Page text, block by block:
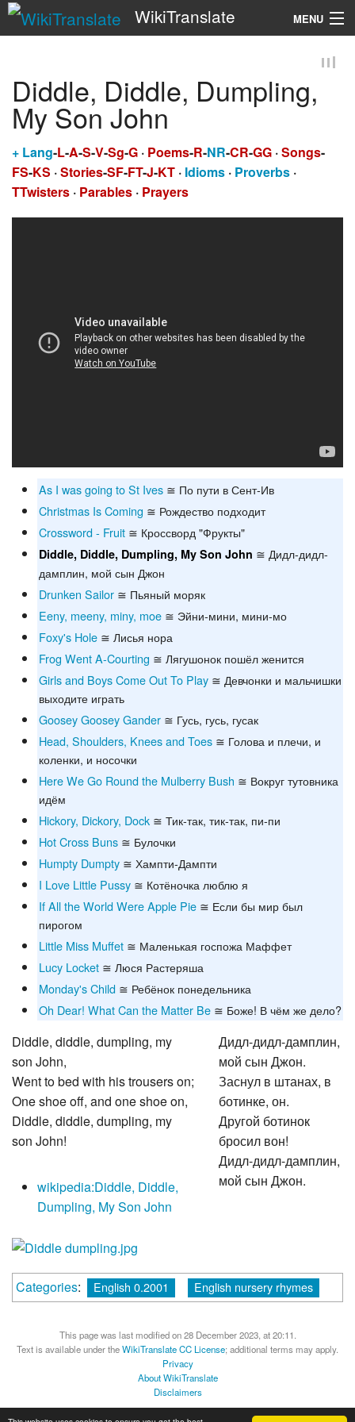
WikiTranslate MENU
Diddle, Diddle, Dumpling,
My Son John
+ Lang-L-A-S-V-Sg-G · Poems-R-NR-CR-GG ·Songs-
FS-KS ·Stories-SF-FT-J-KT · Idioms · Proverbs ·
TTwisters · Parables · Prayers
As I was going to St Ives ≅ По пути в Сент-Ив
Christmas Is Coming ≅ Рождество подходит
Crossword - Fruit ≅ Кроссворд "Фрукты"
Diddle, Diddle, Dumpling, My Son John ≅ Дидл-дидл-
дамплин, мой сын Джон
Drunken Sailor ≅ Пьяный моряк
Eeny, meeny, miny, moe ≅ Эйни-мини, мини-мо
Foxy's Hole ≅ Лисья нора
Frog Went A-Courting ≅ Лягушонок пошёл женится
Girls and Boys Come Out To Play ≅ Девчонки и мальчишки
выходите играть
Goosey Goosey Gander ≅ Гусь, гусь, гусак
Head, Shoulders, Knees and Toes ≅ Голова и плечи, и
коленки, и носочки
Here We Go Round the Mulberry Bush ≅ Вокруг тутовника
идём
Hickory, Dickory, Dock ≅ Тик-так, тик-так, пи-пи
Hot Cross Buns ≅ Булочки
Humpty Dumpty ≅ Хампти-Дампти
I Love Little Pussy ≅ Котёночка люблю я
If All the World Were Apple Pie ≅ Если бы мир был
пирогом
Little Miss Muffet ≅ Маленькая госпожа Маффет
Lucy Locket ≅ Люся Растеряша
Monday's Child ≅ Ребёнок понедельника
Oh Dear! What Can the Matter Be ≅ Боже! В чём же дело?
Diddle, diddle, dumpling, my
son John,
Went to bed with his trousers on;
One shoe off, and one shoe on,
Diddle, diddle, dumpling, my
son John!
wikipedia:Diddle, Diddle,
Dumpling, My Son John
Дидл-дидл-дамплин,
мой сын Джон.
Заснул в штанах, в
ботинке, он.
Другой ботинок
бросил вон!
Дидл-дидл-дамплин,
мой сын Джон.
Categories: English 0.2001 English nursery rhymes
This page was last modified on 28 December 2023, at 20:11.
Text is available under theWikiTranslate CC License; additional terms may apply.
Privacy
About WikiTranslate
Disclaimers
MediaWiki Powered by Semantic MediaWiki